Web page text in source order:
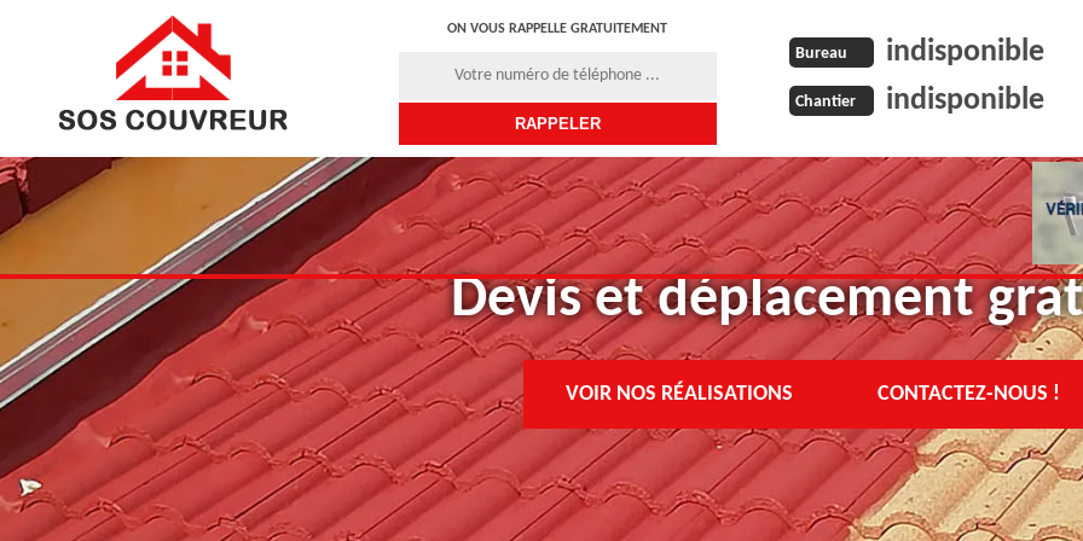
ON VOUS RAPPELLE GRATUITEMENT
Bureau indisponible
Chantier indisponible
Devis et déplacement
VOIR NOS RÉALISATIONS CONTACTEZ-NOUS !